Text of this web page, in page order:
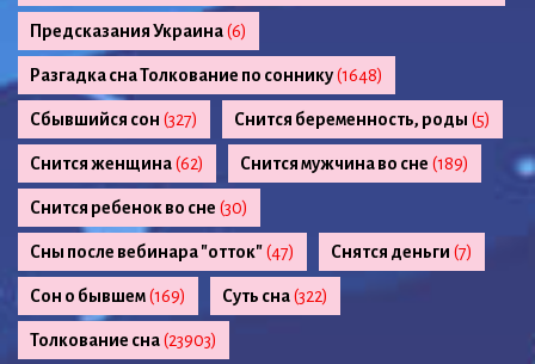
Предсказания Украина(6)
Разгадка сна Толкование по соннику(1648)
Сбывшийся сон (327) Снится беременность, роды (5)
Снится женщина(62) Снится мужчина во сне (189)
Снится ребенок во сне (30)
Сны после вебинара "отток"(47) Снятся деньги (7)
Сон о бывшем(169) Суть сна(322)
Толкование сна(23903)